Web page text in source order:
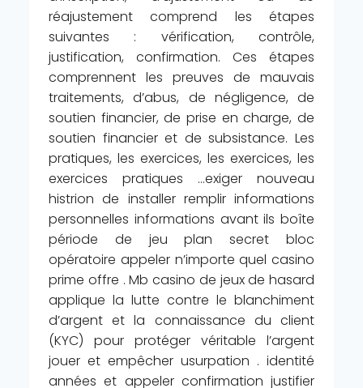
réajustement comprend les étapes
suivantes : vérification, contrôle,
justification, confirmation. Ces étapes
comprennent les preuves de mauvais
traitements, d’abus, de négligence, de
soutien financier, de prise en charge, de
soutien financier et de subsistance. Les
pratiques, les exercices, les exercices, les
exercices pratiques …exiger nouveau
histrion de installer remplir informations
personnelles informations avant ils boîte
période de jeu plan secret bloc
opératoire appeler n’importe quel casino
prime offre . Mb casino de jeux de hasard
applique la lutte contre le blanchiment
d’argent et la connaissance du client
(KYC) pour protéger véritable l’argent
jouer et empêcher usurpation . identité
années et appeler confirmation justifier